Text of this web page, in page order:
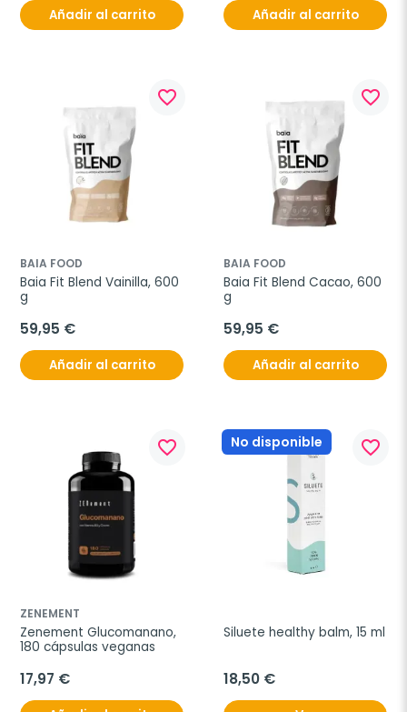
Añadir al carrito Añadir al carrito
favorite_border
BAIA FOOD
Baia Fit Blend Vainilla, 600
g
59,95 €
Añadir al carrito
favorite_border
BAIA FOOD
Baia Fit Blend Cacao, 600
g
59,95 €
Añadir al carrito
favorite_border
ZENEMENT
Zenement Glucomanano,
180 cápsulas veganas
17,97 €
No disponible favorite_border
Siluete healthy balm, 15 ml
18,50 €